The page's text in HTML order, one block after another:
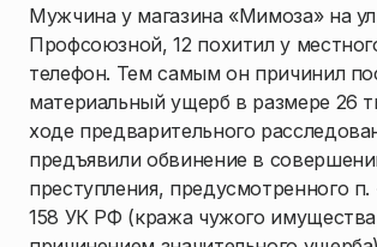
Мужчина у магазина «Мимоза» на
Профсоюзной, 12 похитил у
телефон. Тем самым он причинил
материальный ущерб в размере 26
ходе предварительного
предъявили обвинение в
преступления, предусмотренного п.
158 УК РФ (кража чужого